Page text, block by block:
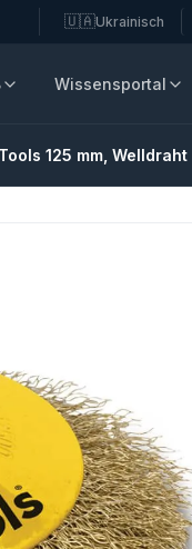
🇺🇦Ukrainisch
Wissensportal
125 mm, Welldraht